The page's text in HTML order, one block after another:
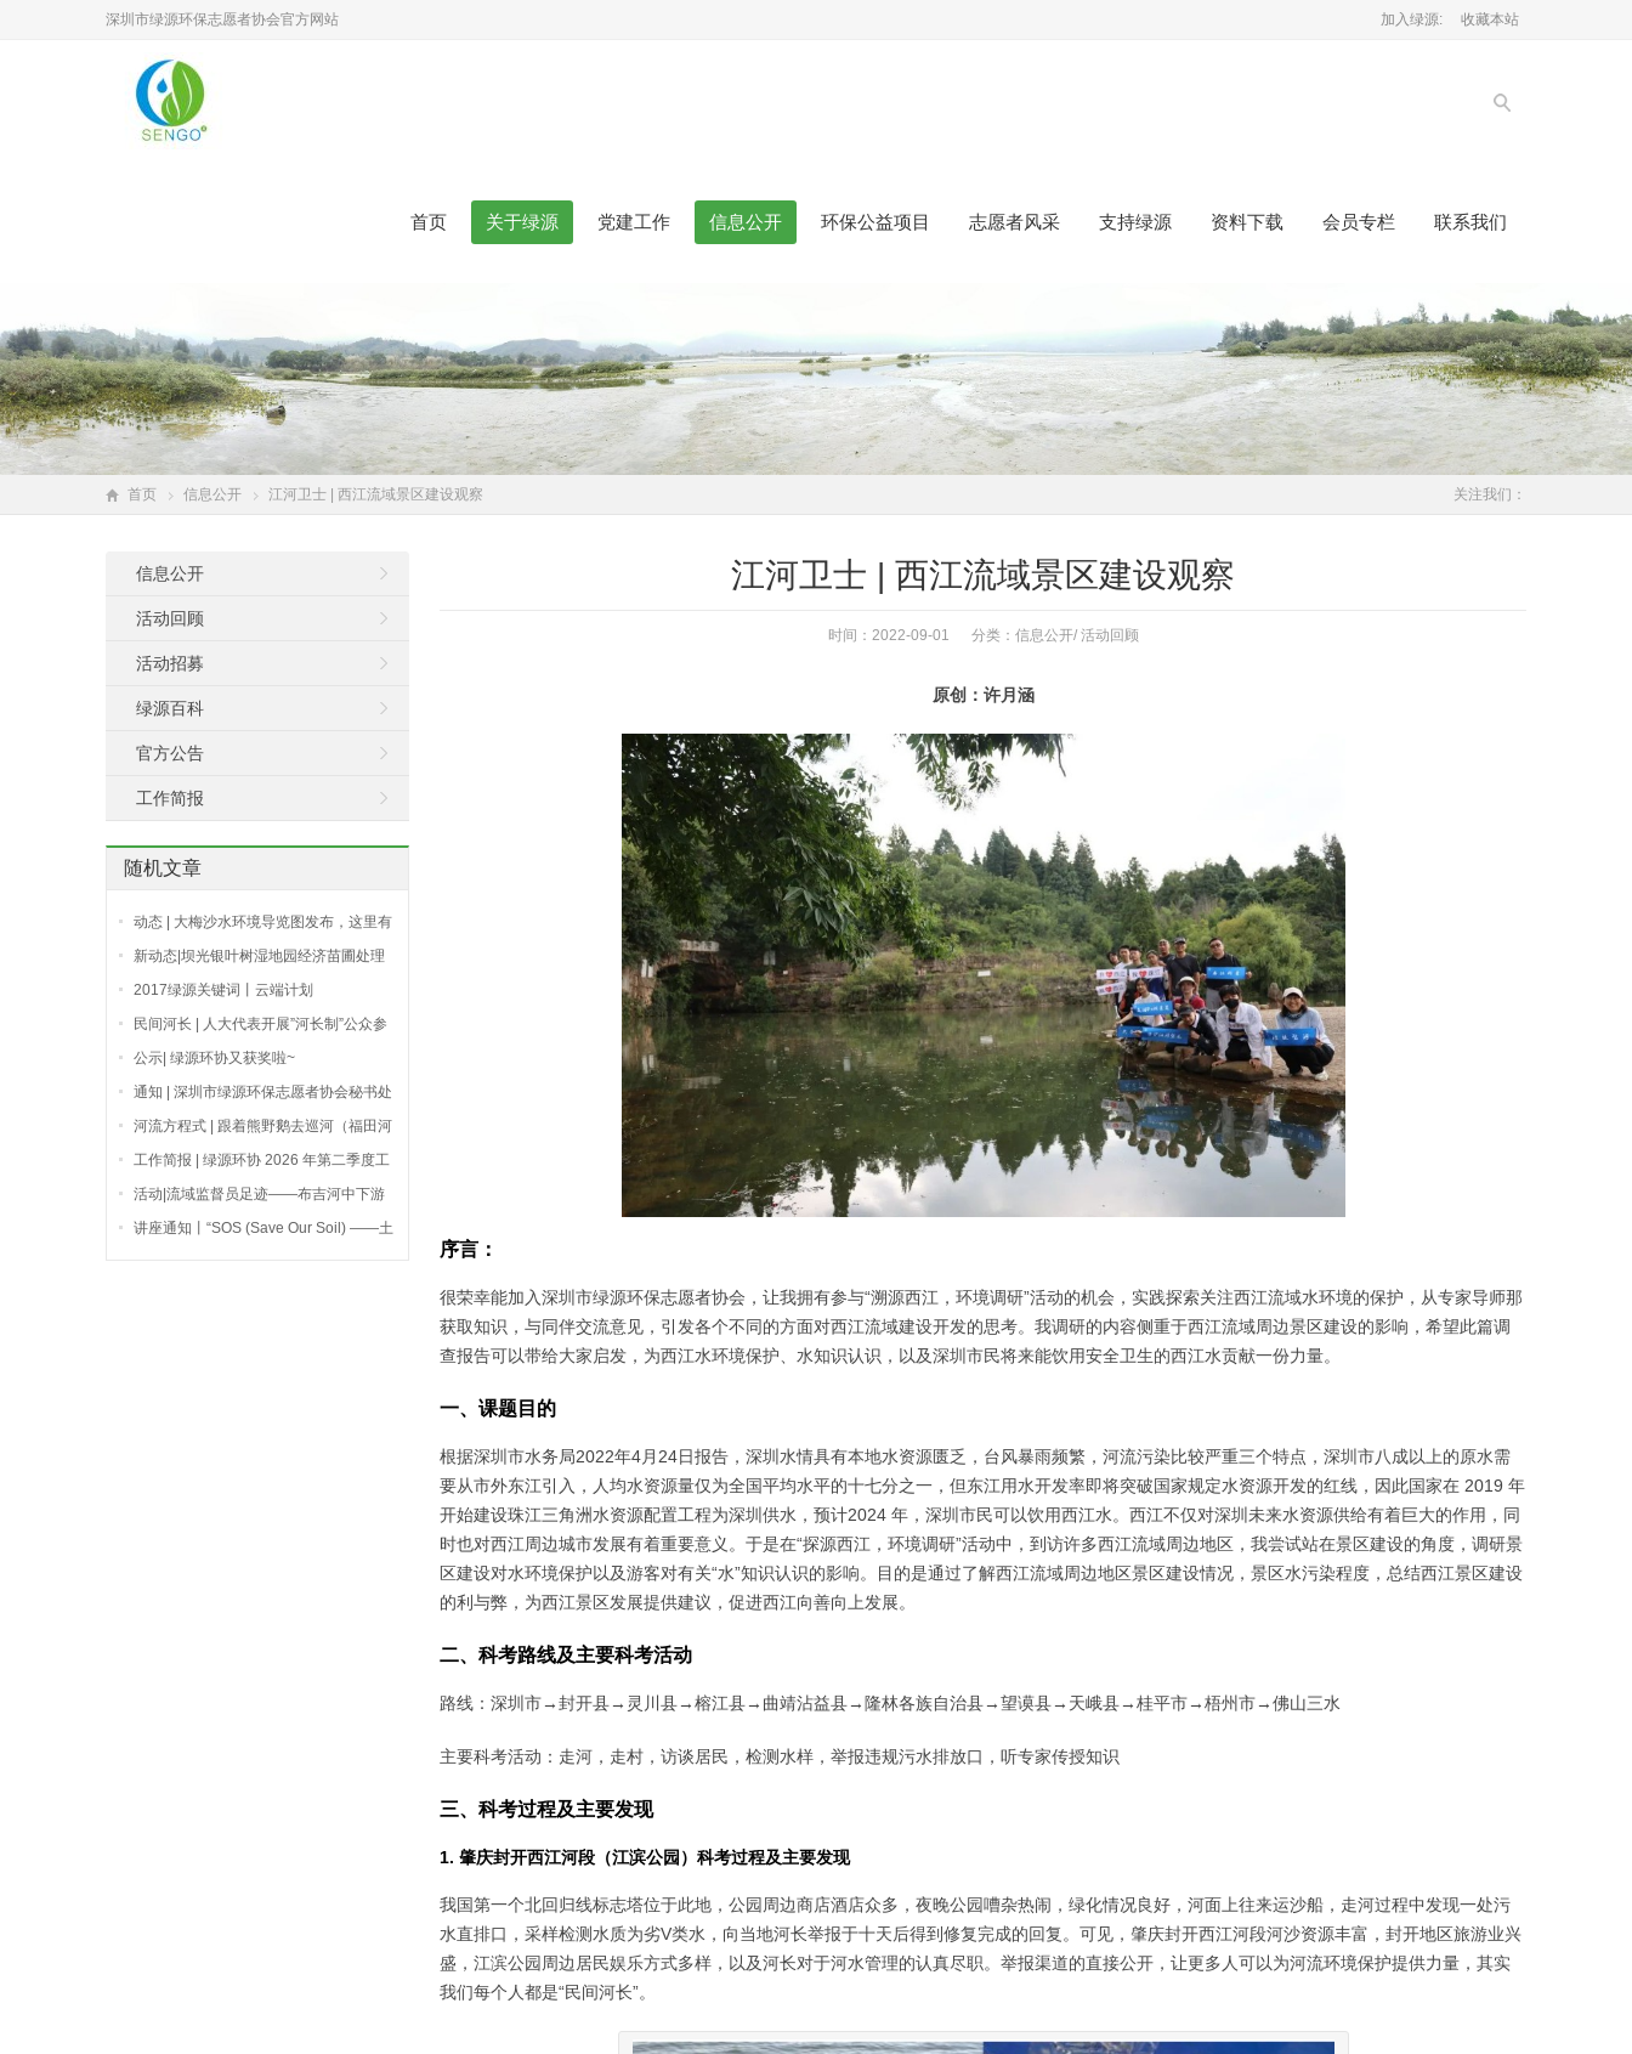
深圳市绿源环保志愿者协会官方网站 加入绿源: 收藏本站
首页 关于绿源 党建工作 信息公开 环保公益项目 志愿者风采 支持绿源 资料下载 会员专栏 联系我们
首页 信息公开 江河卫士 | 西江流域景区建设观察 关注我们：
江河卫士 | 西江流域景区建设观察
时间：2022-09-01 分类： 信息公开/ 活动回顾
原创：许月涵
序言：
很荣幸能加入深圳市绿源环保志愿者协会，让我拥有参与“溯源西江，环境调研”活动的机会，实践探索关注西江流域水环境的保护，从专家导师那
获取知识，与同伴交流意见，引发各个不同的方面对西江流域建设开发的思考。我调研的内容侧重于西江流域周边景区建设的影响，希望此篇调
查报告可以带给大家启发，为西江水环境保护、水知识认识，以及深圳市民将来能饮用安全卫生的西江水贡献一份力量。
一、课题目的
根据深圳市水务局2022年4月24日报告，深圳水情具有本地水资源匮乏，台风暴雨频繁，河流污染比较严重三个特点，深圳市八成以上的原水需
要从市外东江引入，人均水资源量仅为全国平均水平的十七分之一，但东江用水开发率即将突破国家规定水资源开发的红线，因此国家在 2019 年
开始建设珠江三角洲水资源配置工程为深圳供水，预计2024 年，深圳市民可以饮用西江水。西江不仅对深圳未来水资源供给有着巨大的作用，同
时也对西江周边城市发展有着重要意义。于是在“探源西江，环境调研”活动中，到访许多西江流域周边地区，我尝试站在景区建设的角度，调研景
区建设对水环境保护以及游客对有关“水”知识认识的影响。目的是通过了解西江流域周边地区景区建设情况，景区水污染程度，总结西江景区建设
的利与弊，为西江景区发展提供建议，促进西江向善向上发展。
二、科考路线及主要科考活动
路线：深圳市→封开县→灵川县→榕江县→曲靖沾益县→隆林各族自治县→望谟县→天峨县→桂平市→梧州市→佛山三水
主要科考活动：走河，走村，访谈居民，检测水样，举报违规污水排放口，听专家传授知识
三、科考过程及主要发现
1. 肇庆封开西江河段（江滨公园）科考过程及主要发现
我国第一个北回归线标志塔位于此地，公园周边商店酒店众多，夜晚公园嘈杂热闹，绿化情况良好，河面上往来运沙船，走河过程中发现一处污
水直排口，采样检测水质为劣V类水，向当地河长举报于十天后得到修复完成的回复。可见，肇庆封开西江河段河沙资源丰富，封开地区旅游业兴
盛，江滨公园周边居民娱乐方式多样，以及河长对于河水管理的认真尽职。举报渠道的直接公开，让更多人可以为河流环境保护提供力量，其实
我们每个人都是“民间河长”。
信息公开
活动回顾
活动招募
绿源百科
官方公告
工作简报
随机文章
动态 | 大梅沙水环境导览图发布，这里有
免费领取渠道
新动态|坝光银叶树湿地园经济苗圃处理
现场说明会
2017绿源关键词丨云端计划
民间河长 | 人大代表开展”河长制”公众参
与调研，与深圳民间河长联动，共推碧水
流深
公示| 绿源环协又获奖啦~
通知 | 深圳市绿源环保志愿者协会秘书处
2021年放假休息安排
河流方程式 | 跟着熊野鹅去巡河（福田河
调研二）
工作简报 | 绿源环协 2026 年第二季度工
作简报
活动|流域监督员足迹——布吉河中下游
走访
讲座通知丨“SOS (Save Our Soil) ——土